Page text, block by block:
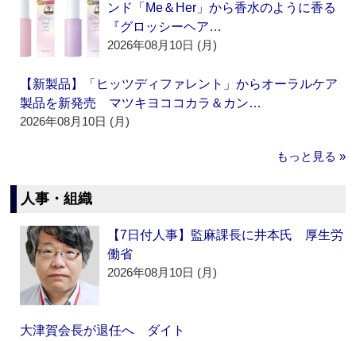
ンド「Me＆Her」から香水のように香る
『グロッシーヘア…
2026年08月10日 (月)
【新製品】「ヒッツディファレント」からオーラルケア
製品を新発売 マツキヨココカラ＆カン…
2026年08月10日 (月)
もっと見る »
人事・組織
【7日付人事】監麻課長に井本氏 厚生労
働省
2026年08月10日 (月)
大津賀会長が退任へ ダイト